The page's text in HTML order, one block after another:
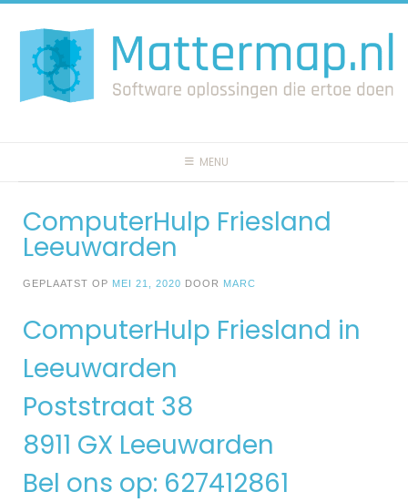
naar
inhoud
MENU
ComputerHulp Friesland
Leeuwarden
GEPLAATST OP MEI 21, 2020 DOOR MARC
ComputerHulp Friesland in
Leeuwarden
Poststraat 38
8911 GX Leeuwarden
Bel ons op: 627412861